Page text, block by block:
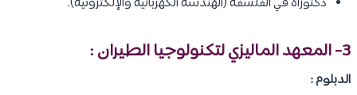
دكتوراه في الفلسفة (الهندسة الكهربائية والإلكترونية).
3- المعهد الماليزي لتكنولوجيا الطيران :
الدبلوم :